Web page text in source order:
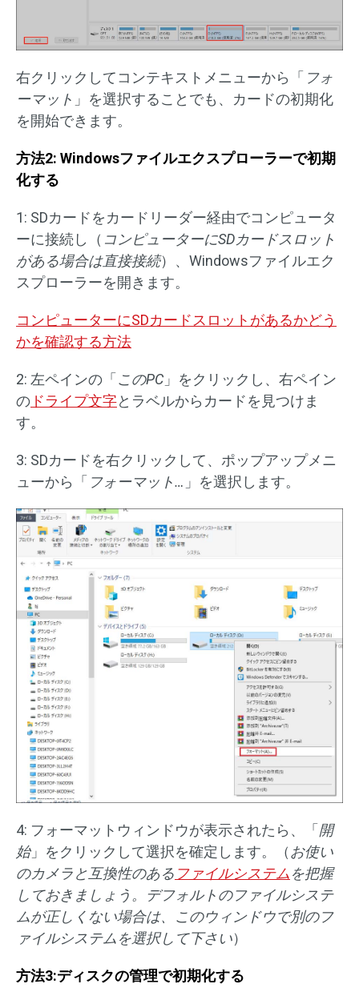
右クリックしてコンテキストメニューから「 フォ
ーマット 」を選択することでも、カードの初期化
を開始できます。
方法2: Windowsファイルエクスプローラーで初期
化する
1: SDカードをカードリーダー経由でコンピュータ
ーに接続し（ コンピューターにSDカードスロット
がある場合は直接接続）、Windowsファイルエク
スプローラーを開きます。
コンピューターにSDカードスロットがあるかどう
かを確認する方法
2: 左ペインの「 このPC 」をクリックし、右ペイン
の ドライプ文字とラベルからカードを見つけま
す。
3: SDカードを右クリックして、ポップアップメニ
ューから「 フォーマット… 」を選択します。
4: フォーマットウィンドウが表示されたら、「 開
始」をクリックして選択を確定します。（お使い
のカメラと互換性のある ファイルシステムを把握
しておきましょう。デフォルトのファイルシステ
ムが正しくない場合は、このウィンドウで別のフ
ァイルシステムを選択して下さい）
方法3:ディスクの管理で初期化する